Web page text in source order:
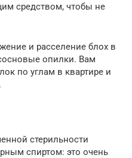
средством, чтобы не
и расселение блох в
опилки. Вам
по углам в квартире и
стерильности
спиртом: это очень